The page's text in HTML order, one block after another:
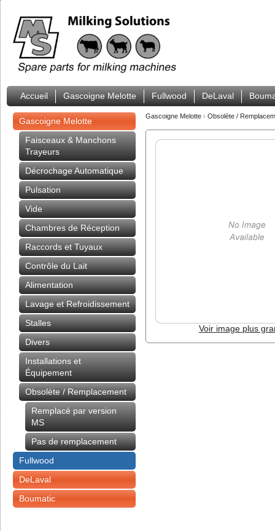
Accueil Gascoigne Melotte Fullwood DeLaval
Gascoigne Melotte
Faisceaux & Manchons
Trayeurs
Décrochage Automatique
Pulsation
Vide
Chambres de Réception
Raccords et Tuyaux
Contrôle du Lait
Alimentation
Lavage et Refroidissement
Stalles
Divers
Installations et
Équipement
Obsolète / Remplacement
Remplacé par version
MS
Pas de remplacement
Fullwood
DeLaval
Boumatic
Gascoigne Melotte › Obsolète /
Voir image plus